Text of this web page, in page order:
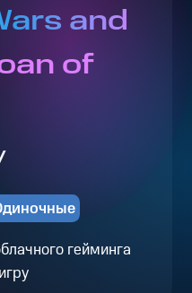
and
of
гейминга